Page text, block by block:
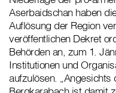
Aserbaidschan haben
Auflösung der Region
veröffentlichen Dekret
Behörden an, zum 1.
Institutionen und
aufzulösen. „Angesichts